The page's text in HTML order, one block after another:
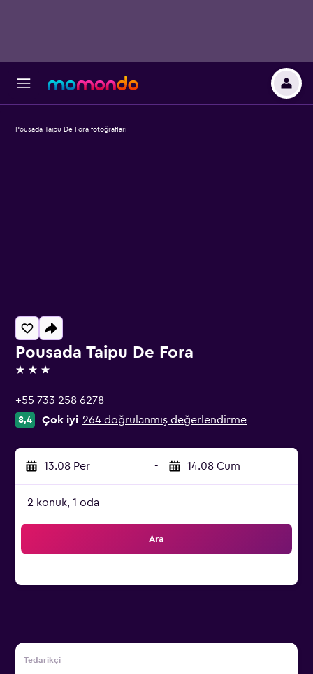
Pousada Taipu De Fora
3 yıldız
+55 733 258 6278
8,4 Çok iyi 264 doğrulanmış değerlendirme
13.08 Per - 14.08 Cum
2 konuk, 1 oda
Ara
Tedarikçi
Pousada Taipu De Fora fotoğrafları